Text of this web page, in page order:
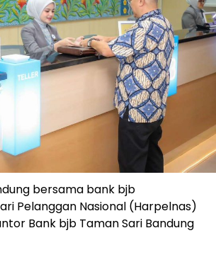
bersama bank bjb
Pelanggan Nasional (Harpelnas)
Bank bjb Taman Sari Bandung